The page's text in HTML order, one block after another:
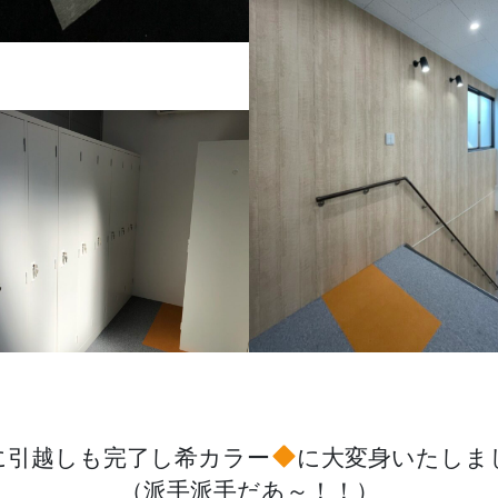
引越しも完了し希カラー
に大変身いたしま
（派手派手だあ～！！）